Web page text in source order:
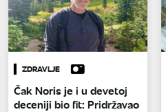
ZDRAVLJE
Čak Noris je i u devetoj
deceniji bio fit: Pridržavao